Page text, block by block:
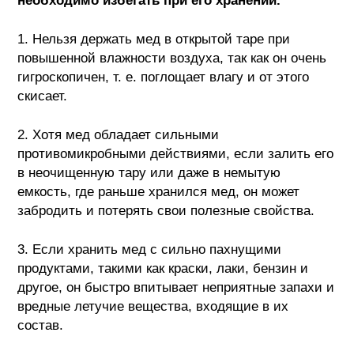
1. Нельзя держать мед в открытой таре при
повышенной влажности воздуха, так как он очень
гигроскопичен, т. е. поглощает влагу и от этого
скисает.
2. Хотя мед обладает сильными
противомикробными действиями, если залить его
в неочищенную тару или даже в немытую
емкость, где раньше хранился мед, он может
забродить и потерять свои полезные свойства.
3. Если хранить мед с сильно пахнущими
продуктами, такими как краски, лаки, бензин и
другое, он быстро впитывает неприятные запахи и
вредные летучие вещества, входящие в их
состав.